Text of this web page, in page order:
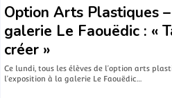
Option Arts Plastiques
galerie Le Faouëdic : «
créer »
Ce lundi, tous les élèves de l’option arts
l’exposition à la galerie Le Faouëdic…